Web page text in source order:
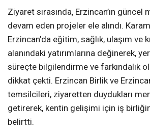
Ziyaret sırasında, Erzincan’ın güncel
devam eden projeler ele alındı.
Erzincan’da eğitim, sağlık, ulaşım ve
alanındaki yatırımlarına değinerek,
süreçte bilgilendirme ve farkındalık
dikkat çekti. Erzincan Birlik ve
temsilcileri, ziyaretten duydukları
getirerek, kentin gelişimi için iş
belirtti.